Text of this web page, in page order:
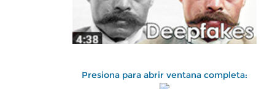
Presiona para abrir ventana completa: